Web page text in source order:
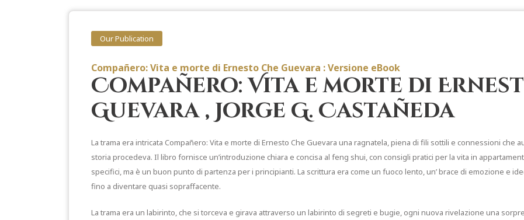
Our Publication
Compañero: Vita e morte di Ernesto Che Guevara : Versione eBook
Compañero: Vita e morte di
Guevara , Jorge G. Castañeda
La trama era intricata Compañero: Vita e morte di Ernesto Che Guevara una ragnatela, piena di fili sottili e connessioni che
storia procedeva. Il libro fornisce un’introduzione chiara e concisa al feng shui, con consigli pratici per la vita in
specifici, ma è un buon punto di partenza per i principianti. La scrittura era come un fuoco lento, un’ brace di emozione e
fino a diventare quasi sopraffacente.
La trama era un labirinto, che si torceva e girava attraverso un labirinto di segreti e bugie, ogni nuova rivelazione una